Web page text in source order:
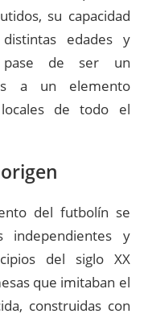
su capacidad
edades y
pase de ser un
a un elemento
de todo el
del futbolín se
independientes y
del siglo XX
que imitaban el
construidas con